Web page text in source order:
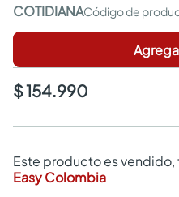
COTIDIANA
$ 154.990
Este producto es
Easy Colombia